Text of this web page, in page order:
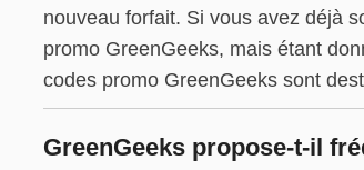
nouveau forfait. Si vous avez déjà
promo GreenGeeks, mais étant
codes promo GreenGeeks sont
GreenGeeks propose-t-il